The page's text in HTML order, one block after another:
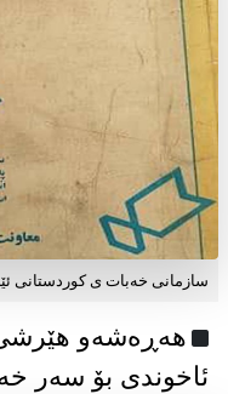
سازمانی خەبات ی كوردستانی
هەڕەشەو
ئاخوندی بۆ سەر